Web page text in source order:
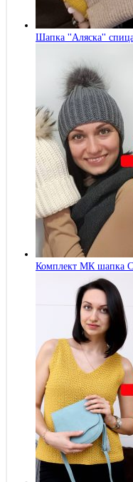
Шапка "Аляска"
Комплект МК шапка